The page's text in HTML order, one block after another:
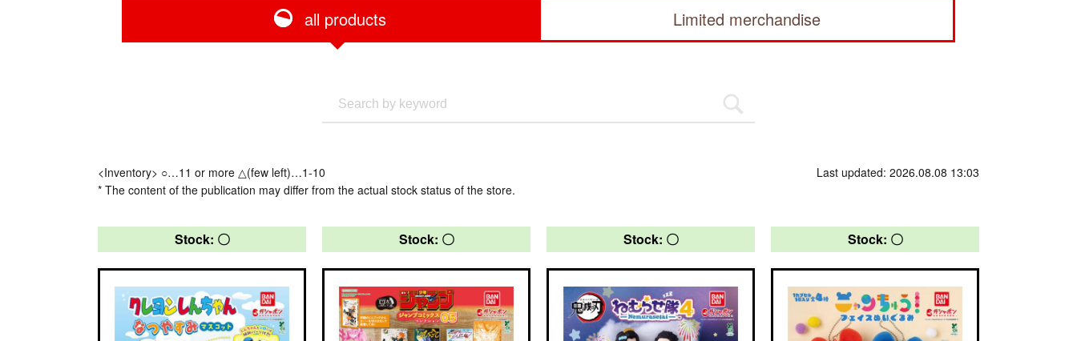
all products Limited merchandise
<Inventory> ○…11 or more △(few left)…1-10
* The content of the publication may differ from the actual stock status of the store.
Last updated: 2026.08.08 13:03
Stock: 〇 Stock: 〇 Stock: 〇 Stock: 〇